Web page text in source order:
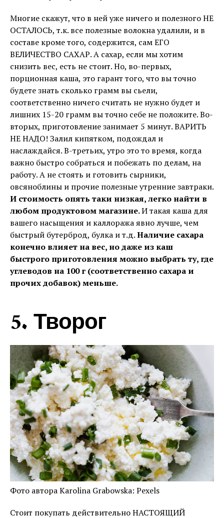
Многие скажут, что в ней уже ничего и полезного НЕ
ОСТАЛОСЬ, т.к. все полезные волокна удалили, и в
составе кроме того, содержится, сам ЕГО
ВЕЛИЧЕСТВО САХАР. А сахар, если мы хотим
снизить вес, есть не стоит. Но, во-первых,
порционная каша, это гарант того, что вы точно
будете знать сколько грамм вы сьели,
соответственно ничего считать не нужно будет и
лишних 15-20 грамм вы точно себе не положите. Во-
вторых, приготовление занимает 5 минут. ВАРИТЬ
НЕ НАДО! Залил кипятком, подождал и
наслаждайся. В-третьих, утро это то время, когда
важно быстро собраться и побежать по делам, на
работу. А не стоять и готовить сырники,
овсяноблины и прочие полезные утренние завтраки.
И стоимость опять таки низкая, легко найти в
любом продуктовом магазине.И такая каша для
вашего насыщения и каллоража явно лучше, чем
быстрый бутерброд, булка и т.д.Наличие сахара
конечно влияет на вес, но даже из каш
быстрого приготовления можно выбрать ту, где
углеводов на 100 г (соответственно сахара и
прочих добавок) меньше.
5. Творог
Фото автора Karolina Grabowska: Pexels
Стоит покупать действительно НАСТОЯЩИЙ